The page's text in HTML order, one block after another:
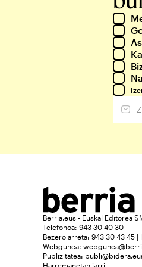
Berria.eus - Euskal Editorea
Telefonoa: 943 30 40 30
Bezero arreta: 943 30 43 45 |
Webgunea:
Publizitatea:
Harremanetan jarri